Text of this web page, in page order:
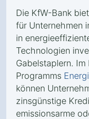
Die KfW-Bank
für Unternehmen
in
Technologien
Gabelstaplern. Im
Programms
können
zinsgünstige
emissionsarme